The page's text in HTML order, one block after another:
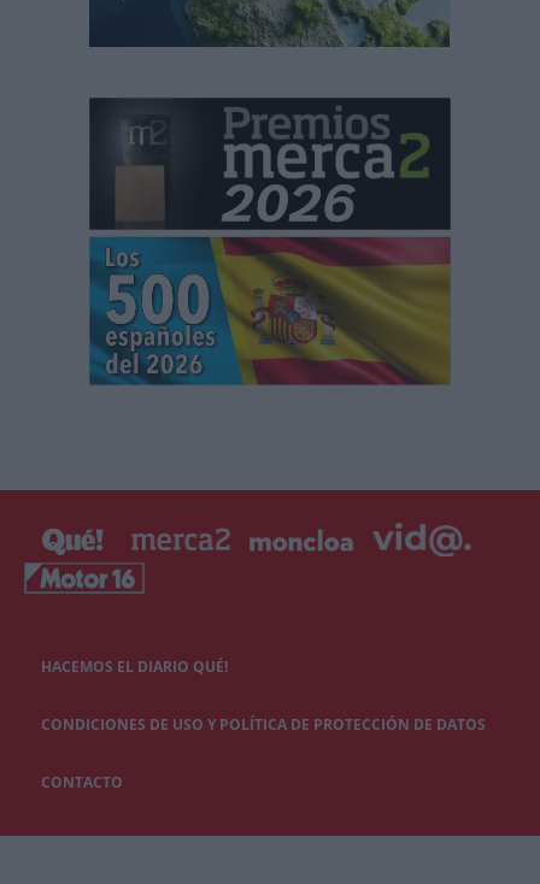
HACEMOS EL DIARIO QUÉ!
CONDICIONES DE USO Y POLÍTICA DE PROTECCIÓN DE DATOS
CONTACTO